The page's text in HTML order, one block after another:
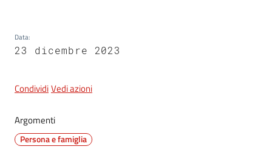
Servizi
on-
gli
argomenti
Data:
23 dicembre 2023
CondividiVedi azioni
Argomenti
Persona e famiglia